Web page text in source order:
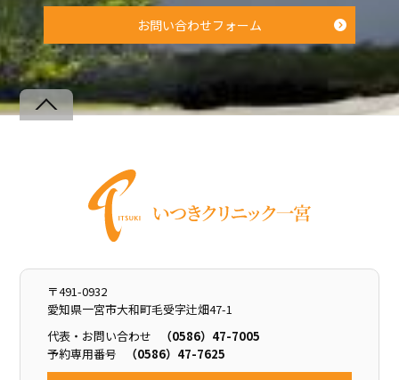
お問い合わせフォーム
Back
〒491-0932
愛知県一宮市大和町毛受字辻畑47-1
代表・お問い合わせ
（0586）47-7005
予約専用番号
（0586）47-7625